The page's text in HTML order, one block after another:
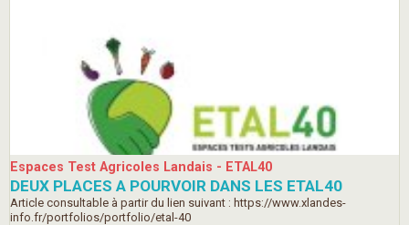
Espaces Test Agricoles Landais - ETAL40
DEUX PLACES A POURVOIR DANS LES ETAL40
Article consultable à partir du lien suivant : https://www.xlandes-
info.fr/portfolios/portfolio/etal-40